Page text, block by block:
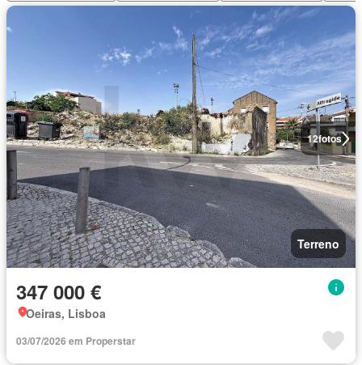
12fotos
Terreno
347 000 €
Oeiras, Lisboa
03/07/2026 em Properstar